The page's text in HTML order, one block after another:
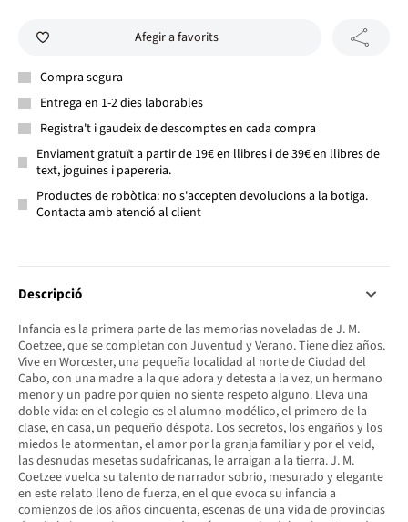
Afegir a favorits
Compra segura
Entrega en 1-2 dies laborables
Registra't i gaudeix de descomptes en cada compra
Enviament gratuït a partir de 19€ en llibres i de 39€ en llibres de
text, joguines i papereria.
Productes de robòtica: no s'accepten devolucions a la botiga.
Contacta amb atenció al client
Descripció
Infancia es la primera parte de las memorias noveladas de J. M.
Coetzee, que se completan con Juventud y Verano. Tiene diez años.
Vive en Worcester, una pequeña localidad al norte de Ciudad del
Cabo, con una madre a la que adora y detesta a la vez, un hermano
menor y un padre por quien no siente respeto alguno. Lleva una
doble vida: en el colegio es el alumno modélico, el primero de la
clase, en casa, un pequeño déspota. Los secretos, los engaños y los
miedos le atormentan, el amor por la granja familiar y por el veld,
las desnudas mesetas sudafricanas, le arraigan a la tierra. J. M.
Coetzee vuelca su talento de narrador sobrio, mesurado y elegante
en este relato lleno de fuerza, en el que evoca su infancia a
comienzos de los años cincuenta, escenas de una vida de provincias